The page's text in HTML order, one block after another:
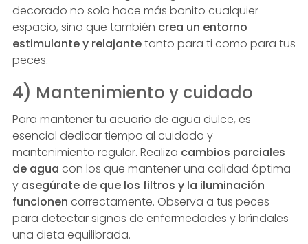
decorado no solo hace más bonito cualquier
espacio, sino que también crea un entorno
estimulante y relajantetanto para ti como para tus
peces.
4) Mantenimiento y cuidado
Para mantener tu acuario de agua dulce, es
esencial dedicar tiempo al cuidado y
mantenimiento regular. Realiza cambios parciales
de agua con los que mantener una calidad óptima
y asegúrate de que los filtros y la iluminación
funcionen correctamente. Observa a tus peces
para detectar signos de enfermedades y bríndales
una dieta equilibrada.